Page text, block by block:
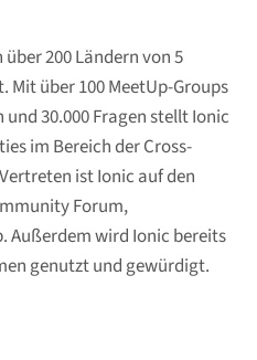
200 Ländern von 5
über 100 MeetUp-Groups
30.000 Fragen stellt Ionic
im Bereich der Cross-
ist Ionic auf den
Forum,
Außerdem wird Ionic bereits
genutzt und gewürdigt.